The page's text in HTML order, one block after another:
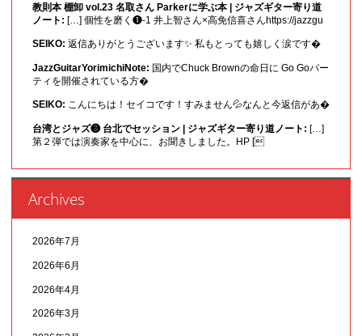
教則本 棚卸 vol.23 名取さん Parkerに学ぶ本 | ジャズギター寄り道
ノート: […] 個性を磨く❶-1 井上智さん×高免信喜さんhttps://jazzgu
SEIKO: 返信ありがとうございます✨ 私もとっても嬉しく涙です�
JazzGuitarYorimichiNote: 国内でChuck Brownの命日に Go Goパー
ティを開催されている方�
SEIKO: こんにちは！セイコです！すみません💦なんと今返信があ�
台湾とジャズ❸ 台北でセッション | ジャズギター寄り道ノート: […]
第２弾では演奏家を中心に、お聞きしました。HP [
Archives
2026年7月
2026年6月
2026年4月
2026年3月